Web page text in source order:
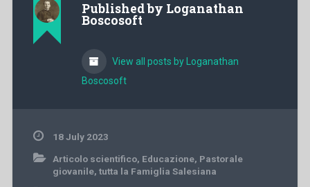
Published by Loganathan
Boscosoft
View all posts by Loganathan
Boscosoft
18 July 2023
Articolo scientifico, Educazione, Pastorale
giovanile, tutta la Famiglia Salesiana